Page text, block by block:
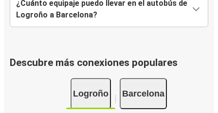
¿Cuánto equipaje puedo llevar en el autobús de
Logroño a Barcelona?
Descubre más conexiones populares
Logroño Barcelona